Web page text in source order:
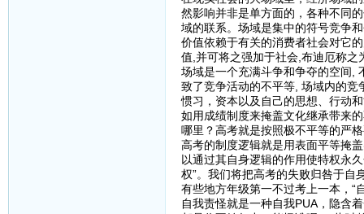
然影响并非是单方面的，各种不同
域的联系。场域是集中的符号竞争
价值依赖于有关的消费者社会对它
值,并可将之强加于社会,布迪厄称之
场域是一个充满斗争和争夺的空间,
致了竞争活动的不平等, 场域内的
惯习，资本以及自己的思想、行动
如用成绩制度来掩盖文化继承带来
哪里？高考就是按照极不平等的严
高考的制度逻辑就是用表面平等掩
以通过其自身逻辑的作用使特权永
权”。我们将把高考的失败归咎于自
有些地方年级第一不过考上一本，“
自我责怪就是一种自我PUA，隐含